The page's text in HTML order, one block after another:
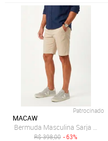
Patrocinado
MACAW
R$398,00 - 63%